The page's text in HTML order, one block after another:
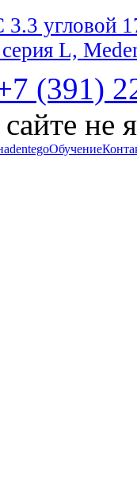
угловой
L,
(391)
не
dentegoОбучение